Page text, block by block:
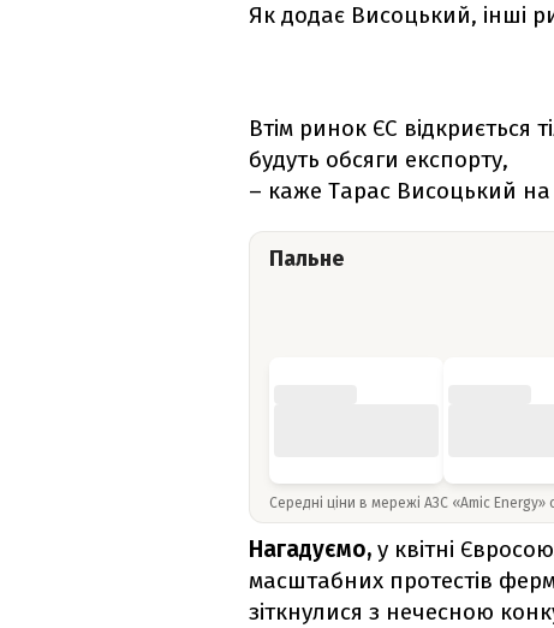
Як додає Висоцький, інші
Втім ринок ЄС відкриється
будуть обсяги експорту,
– каже Тарас Висоцький на
Пальне
Середні ціни в мережі АЗС «Amic Energy»
Нагадуємо, у квітні
масштабних протестів
зіткнулися з нечесною